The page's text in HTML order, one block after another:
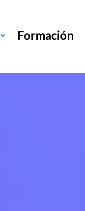
Formación